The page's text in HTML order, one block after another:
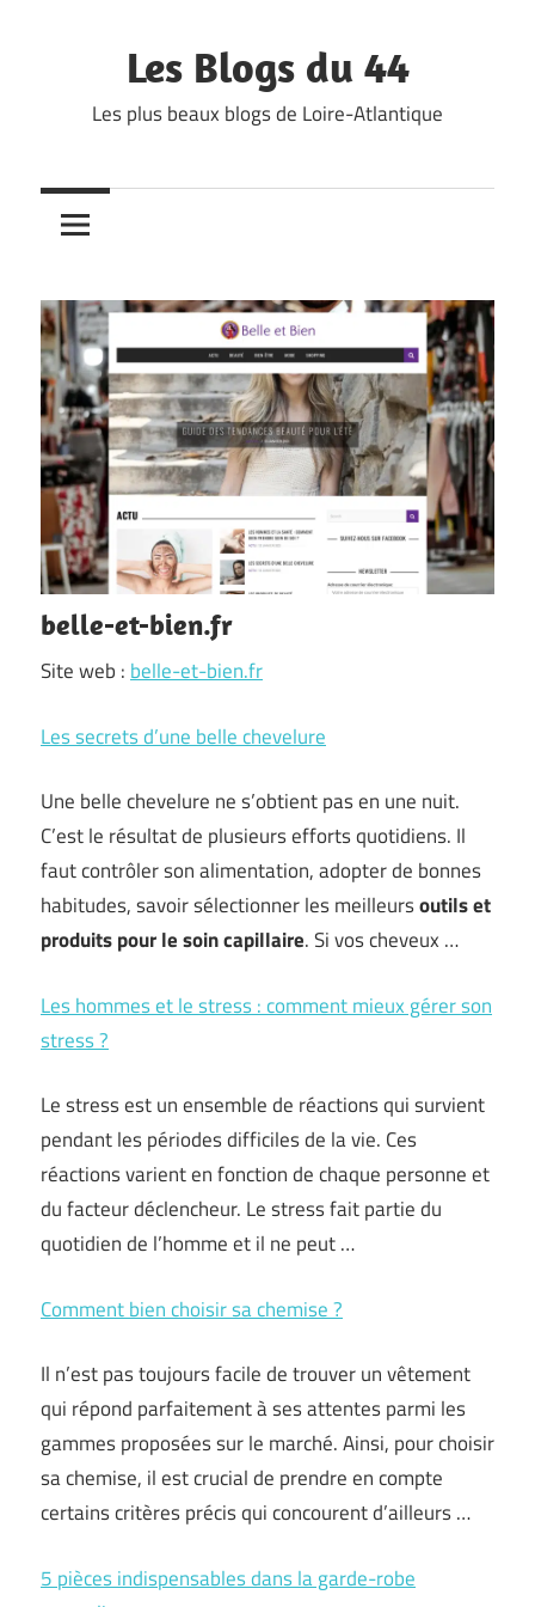
Les Blogs du 44
Les plus beaux blogs de Loire-Atlantique
belle-et-bien.fr
Site web : belle-et-bien.fr
Les secrets d’une belle chevelure
Une belle chevelure ne s’obtient pas en une nuit.
C’est le résultat de plusieurs efforts quotidiens. Il
faut contrôler son alimentation, adopter de bonnes
habitudes, savoir sélectionner les meilleursoutils et
produits pour le soin capillaire. Si vos cheveux …
Les hommes et le stress : comment mieux gérer son
stress ?
Le stress est un ensemble de réactions qui survient
pendant les périodes difficiles de la vie. Ces
réactions varient en fonction de chaque personne et
du facteur déclencheur. Le stress fait partie du
quotidien de l’homme et il ne peut …
Comment bien choisir sa chemise ?
Il n’est pas toujours facile de trouver un vêtement
qui répond parfaitement à ses attentes parmi les
gammes proposées sur le marché. Ainsi, pour choisir
sa chemise, il est crucial de prendre en compte
certains critères précis qui concourent d’ailleurs …
5 pièces indispensables dans la garde-robe